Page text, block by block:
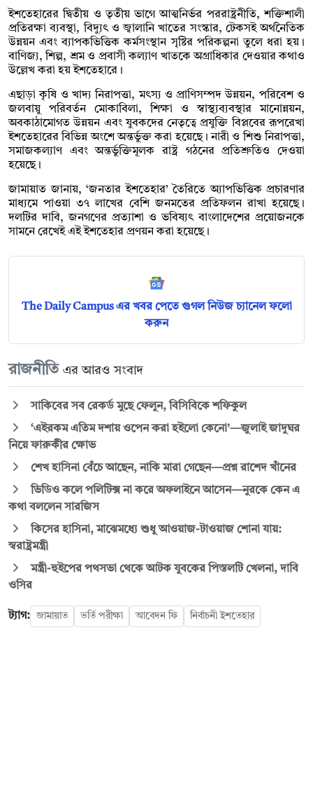
ইশতেহারের দ্বিতীয় ও তৃতীয় ভাগে আত্মনির্ভর পররাষ্ট্রনীতি, শক্তিশালী
প্রতিরক্ষা ব্যবস্থা, বিদ্যুৎ ও জ্বালানি খাতের সংস্কার, টেকসই অর্থনৈতিক
উন্নয়ন এবং ব্যাপকভিত্তিক কর্মসংস্থান সৃষ্টির পরিকল্পনা তুলে ধরা হয়।
বাণিজ্য, শিল্প, শ্রম ও প্রবাসী কল্যাণ খাতকে অগ্রাধিকার দেওয়ার কথাও
উল্লেখ করা হয় ইশতেহারে।
এছাড়া কৃষি ও খাদ্য নিরাপত্তা, মৎস্য ও প্রাণিসম্পদ উন্নয়ন, পরিবেশ ও
জলবায়ু পরিবর্তন মোকাবিলা, শিক্ষা ও স্বাস্থ্যব্যবস্থার মানোন্নয়ন,
অবকাঠামোগত উন্নয়ন এবং যুবকদের নেতৃত্বে প্রযুক্তি বিপ্লবের রূপরেখা
ইশতেহারের বিভিন্ন অংশে অন্তর্ভুক্ত করা হয়েছে। নারী ও শিশু নিরাপত্তা,
সমাজকল্যাণ এবং অন্তর্ভুক্তিমূলক রাষ্ট্র গঠনের প্রতিশ্রুতিও দেওয়া
হয়েছে।
জামায়াত জানায়, ‘জনতার ইশতেহার’ তৈরিতে অ্যাপভিত্তিক প্রচারণার
মাধ্যমে পাওয়া ৩৭ লাখের বেশি জনমতের প্রতিফলন রাখা হয়েছে।
দলটির দাবি, জনগণের প্রত্যাশা ও ভবিষ্যৎ বাংলাদেশের প্রয়োজনকে
সামনে রেখেই এই ইশতেহার প্রণয়ন করা হয়েছে।
The Daily Campus এর খবর পেতে গুগল নিউজ চ্যানেল ফলো
করুন
রাজনীতি এর আরও সংবাদ
সাকিবের সব রেকর্ড মুছে ফেলুন, বিসিবিকে শফিকুল
‘এইরকম এতিম দশায় ওপেন করা হইলো কেনো’—জুলাই জাদুঘর
নিয়ে ফারুকীর ক্ষোভ
শেখ হাসিনা বেঁচে আছেন, নাকি মারা গেছেন—প্রশ্ন রাশেদ খাঁনের
ভিডিও কলে পলিটিক্স না করে অফলাইনে আসেন—নুরকে কেন এ
কথা বললেন সারজিস
কিসের হাসিনা, মাঝেমধ্যে শুধু আওয়াজ-টাওয়াজ শোনা যায়:
স্বরাষ্ট্রমন্ত্রী
মন্ত্রী-হুইপের পথসভা থেকে আটক যুবকের পিস্তলটি খেলনা, দাবি
ওসির
ট্যাগ: জামায়াত ভর্তি পরীক্ষা আবেদন ফি নির্বাচনী ইশতেহার